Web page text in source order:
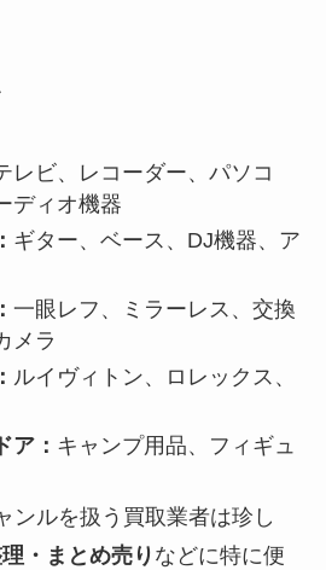
レビ、レコーダー、パソコ
ディオ機器
ギター、ベース、DJ機器、ア
一眼レフ、ミラーレス、交換
メラ
ルイヴィトン、ロレックス、
ア： キャンプ用品、フィギュ
ンルを扱う買取業者は珍し
・まとめ売り などに特に便